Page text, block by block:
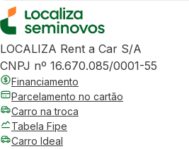
LOCALIZA Rent a Car S/A
CNPJ nº 16.670.085/0001-55
Financiamento
Parcelamento no cartão
Carro na troca
Tabela Fipe
Carro Ideal